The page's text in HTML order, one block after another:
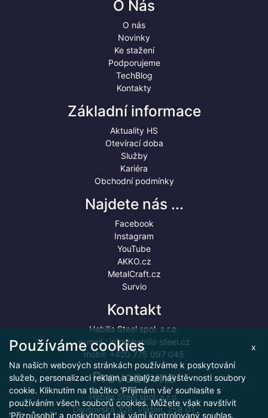
O Nás
O nás
Novinky
Ke stažení
Podporujeme
TechBlog
Kontakty
Základní informace
Aktuality HS
Otevírací doba
Služby
Kariéra
Obchodní podmínky
Najdete nás ...
Facebook
Instagram
YouTube
AKKO.cz
MetalCraft.cz
Survio
Kontakt
Habilis Steel spol. s.r.o.
e-mail :info@habilis-steel.cz
mobil: +420 775 097 045
Provozovna
Habilis Steel spol. s.r.o.
Divišovská 328, Vlašim, 258 01
x
Používáme cookies
Na našich webových stránkách používáme k poskytování
služeb, personalizaci reklam a analýze návštěvnosti soubory
cookie. Kliknutím na tlačítko 'Přijímám vše' souhlasíte s
používáním všech souborů cookies. Můžete však navštívit
'Přizpůsobit' a poskytnout tak vámi kontrolovaný souhlas.